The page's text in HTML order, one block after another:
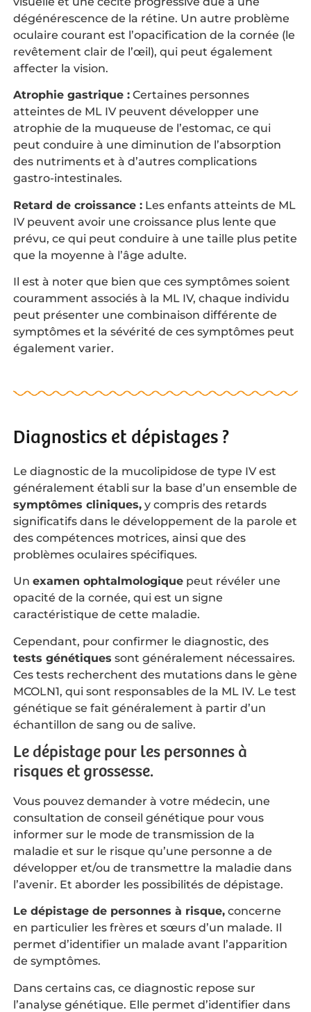
dégénérescence de la rétine. Un autre problème
oculaire courant est l’opacification de la cornée (le
revêtement clair de l’œil), qui peut également
affecter la vision.
Atrophie gastrique :Certaines personnes
atteintes de ML IV peuvent développer une
atrophie de la muqueuse de l’estomac, ce qui
peut conduire à une diminution de l’absorption
des nutriments et à d’autres complications
gastro-intestinales.
Retard de croissance :Les enfants atteints de ML
IV peuvent avoir une croissance plus lente que
prévu, ce qui peut conduire à une taille plus petite
que la moyenne à l’âge adulte.
Il est à noter que bien que ces symptômes soient
couramment associés à la ML IV, chaque individu
peut présenter une combinaison différente de
symptômes et la sévérité de ces symptômes peut
également varier.
Diagnostics et dépistages ?
Le diagnostic de la mucolipidose de type IV est
généralement établi sur la base d’un ensemble de
symptômes cliniques,y compris des retards
significatifs dans le développement de la parole et
des compétences motrices, ainsi que des
problèmes oculaires spécifiques.
Un examen ophtalmologiquepeut révéler une
opacité de la cornée, qui est un signe
caractéristique de cette maladie.
Cependant, pour confirmer le diagnostic, des
tests génétiques sont généralement nécessaires.
Ces tests recherchent des mutations dans le gène
MCOLN1, qui sont responsables de la ML IV. Le test
génétique se fait généralement à partir d’un
échantillon de sang ou de salive.
Le dépistage pour les personnes à
risques et grossesse.
Vous pouvez demander à votre médecin, une
consultation de conseil génétique pour vous
informer sur le mode de transmission de la
maladie et sur le risque qu’une personne a de
développer et/ou de transmettre la maladie dans
l’avenir. Et aborder les possibilités de dépistage.
Le dépistage de personnes à risque,concerne
en particulier les frères et sœurs d’un malade. Il
permet d’identifier un malade avant l’apparition
de symptômes.
Dans certains cas, ce diagnostic repose sur
l’analyse génétique. Elle permet d’identifier dans